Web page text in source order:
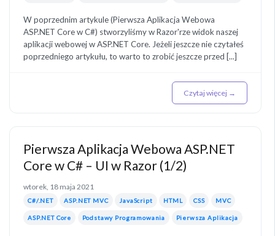
W poprzednim artykule (Pierwsza Aplikacja Webowa
ASP.NET Core w C#) stworzyliśmy w Razor'rze widok naszej
aplikacji webowej w ASP.NET Core. Jeżeli jeszcze nie czytałeś
poprzedniego artykułu, to warto to zrobić jeszcze przed [...]
Czytaj więcej →
Pierwsza Aplikacja Webowa ASP.NET
Core w C# – UI w Razor (1/2)
wtorek, 18 maja 2021
C#/.NET ASP.NET MVC JavaScript HTML CSS MVC
ASP.NET Core Podstawy Programowania Pierwsza Aplikacja